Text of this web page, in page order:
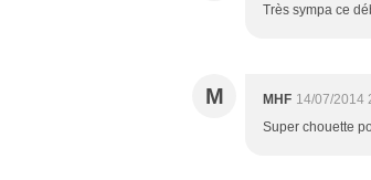
Très sympa ce
M MHF 14/07/2014
Super chouette